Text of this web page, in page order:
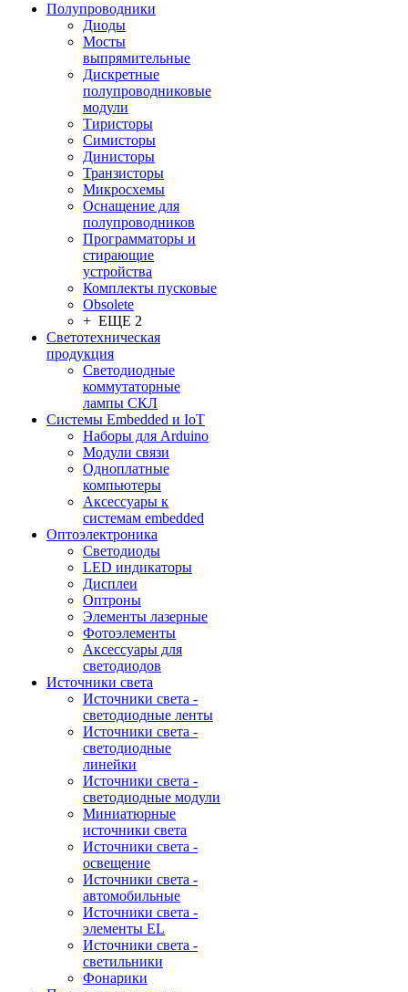
Полупроводники
Диоды
Мосты
выпрямительные
Дискретные
полупроводниковые
модули
Тиристоры
Симисторы
Динисторы
Транзисторы
Микросхемы
Оснащение для
полупроводников
Программаторы и
стирающие
устройства
Комплекты пусковые
Obsolete
+ ЕЩЕ 2
Светотехническая
продукция
Светодиодные
коммутаторные
лампы СКЛ
Системы Embedded и IoT
Наборы для Arduino
Модули связи
Одноплатные
компьютеры
Аксессуары к
системам embedded
Oптоэлектроника
Светодиоды
LED индикаторы
Дисплеи
Оптроны
Элементы лазерные
Фотоэлементы
Аксессуары для
светодиодов
Источники света
Источники света -
светодиодные ленты
Источники света -
светодиодные
линейки
Источники света -
светодиодные модули
Миниатюрные
источники света
Источники света -
освещение
Источники света -
автомобильные
Источники света -
элементы EL
Источники света -
светильники
Фонарики